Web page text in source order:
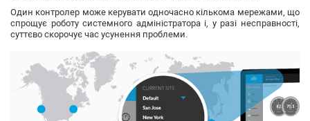
Один контролер може керувати одночасно кількома мережами, що
спрощує роботу системного адміністратора і, у разі несправності,
суттєво скорочує час усунення проблеми.